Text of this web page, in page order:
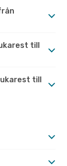
till
till